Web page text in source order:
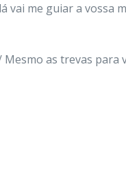
me guiar a vossa
Mesmo as trevas